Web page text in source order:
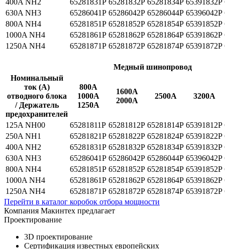
630A NH3
65286041P 65286042P 65286044P 65396042P
800A NH4
65281851P 65281852P 65281854P 65391852P
1000A NH4
65281861P 65281862P 65281864P 65391862P
1250A NH4
65281871P 65281872P 65281874P 65391872P
Медный шинопровод
Номинальный
ток (A)
отводного блока
/ Держатель
предохранителей
800A
1000A
1250A
1600A
2000A
2500A 3200A
125A NH00 65281811P 65281812P 65281814P 65391812P
250A NH1
65281821P 65281822P 65281824P 65391822P
400A NH2
65281831P 65281832P 65281834P 65391832P
630A NH3
65286041P 65286042P 65286044P 65396042P
800A NH4
65281851P 65281852P 65281854P 65391852P
1000A NH4
65281861P 65281862P 65281864P 65391862P
1250A NH4
65281871P 65281872P 65281874P 65391872P
Перейти в каталог коробок отбора мощности
Компания Макинтех предлагает
Проектирование
3D проектирование
Сертификация известных европейских